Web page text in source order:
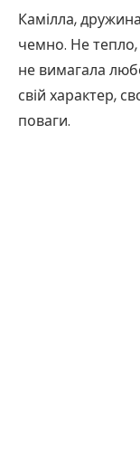
Камілла,
чемно. Не тепло,
не вимагала
свій характер,
поваги.